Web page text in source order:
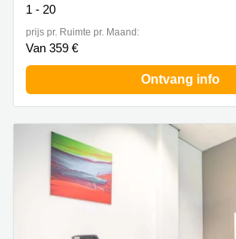
1 - 20
prijs pr. Ruimte pr. Maand:
Van 359 €
Ontvang info